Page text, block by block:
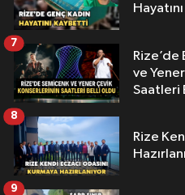
Rize’de
ve
Saatleri
7
Rize
8
9